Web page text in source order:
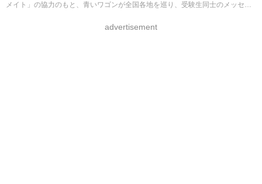
メイト」の協力のもと、青いワゴンが全国各地を巡り、受験生同士のメッセー
advertisement